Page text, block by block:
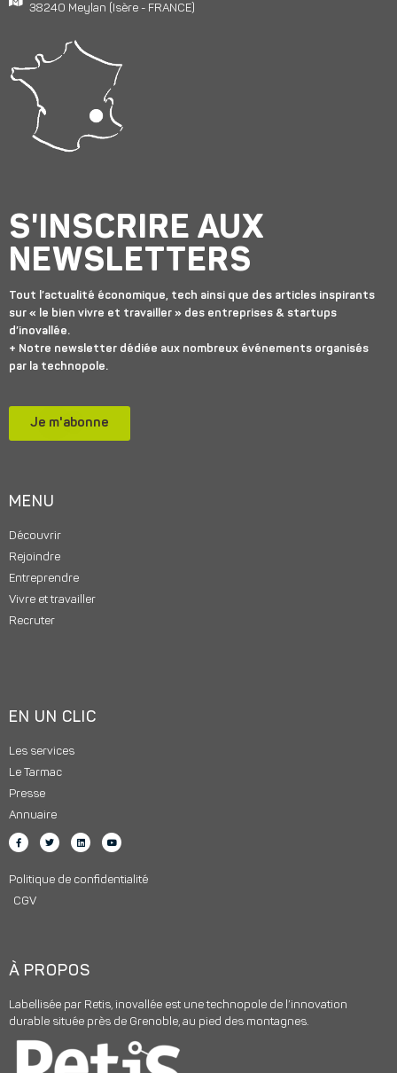
38240 Meylan (Isère - FRANCE)
S'INSCRIRE AUX
NEWSLETTERS
Tout l’actualité économique, tech ainsi que des articles inspirants
sur « le bien vivre et travailler » des entreprises & startups
d’inovallée.
+ Notre newsletter dédiée aux nombreux événements organisés
par la technopole.
Je m'abonne
MENU
Découvrir
Rejoindre
Entreprendre
Vivre et travailler
Recruter
EN UN CLIC
Les services
Le Tarmac
Presse
Annuaire
Politique de confidentialité
CGV
À PROPOS
Labellisée par Retis, inovallée est une technopole de l’innovation
durable située près de Grenoble, au pied des montagnes.